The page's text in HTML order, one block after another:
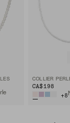
COLLIER
CA$198
+8